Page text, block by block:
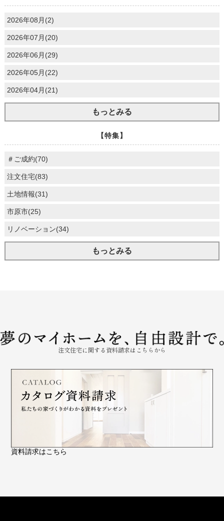
2026年08月(2)
2026年07月(20)
2026年06月(29)
2026年05月(22)
2026年04月(21)
もっとみる
【特集】
＃ご成約(70)
注文住宅(83)
土地情報(31)
市原市(25)
リノベーション(34)
もっとみる
注文住宅に関する資料請求はこちらから
資料請求はこちら